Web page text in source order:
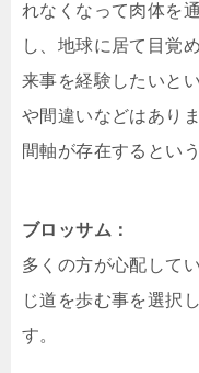
れなくなって肉体を
し、地球に居て目覚
来事を経験したいと
や間違いなどはあり
間軸が存在するとい
ブロッサム：
多くの方が心配して
じ道を歩む事を選択
す。